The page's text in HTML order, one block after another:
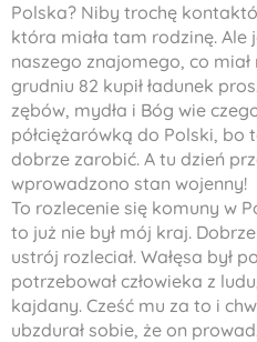
Polska? Niby trochę
która miała tam rodzinę.
naszego znajomego, co
grudniu 82 kupił ładunek
zębów, mydła i Bóg wie
półciężarówką do Polski, bo
dobrze zarobić. A tu dzień
wprowadzono stan wojenny!
To rozlecenie się komuny w
to już nie był mój kraj.
ustrój rozleciał. Wałęsa był
potrzebował człowieka z
kajdany. Cześć mu za to i
ubzdurał sobie, że on